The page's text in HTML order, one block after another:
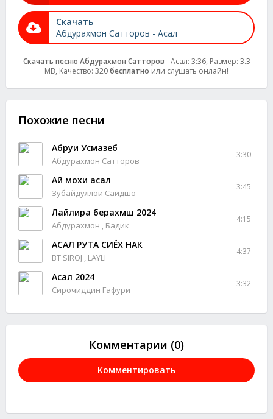
Скачать
Абдурахмон Сатторов - Асал
Скачать песню Абдурахмон Сатторов - Асал: 3:36, Размер: 3.3
MB, Качество: 320бесплатно или слушать онлайн!
Похожие песни
Абруи Усмазеб
Абдурахмон Сатторов
3:30
Ай мохи асал
Зубайдуллои Саидшо
3:45
Лайлира берахмш 2024
Абдурахмон , Бадик
4:15
АСАЛ РУТА СИЁХ НАК
BT SIROJ , LAYLI
4:37
Асал 2024
Сирочиддин Гафури
3:32
Комментарии (0)
Комментировать